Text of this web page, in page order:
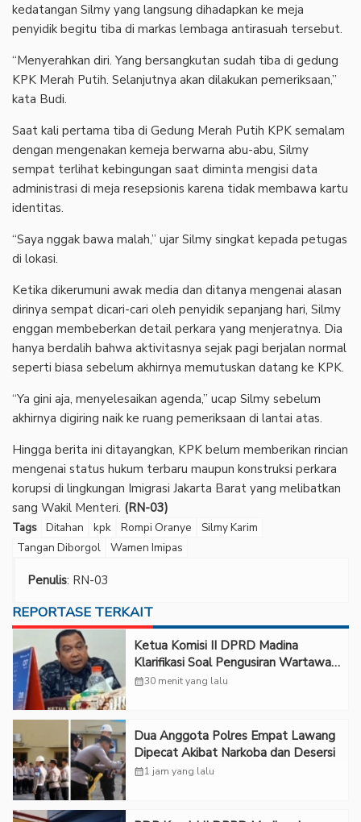
kedatangan Silmy yang langsung dihadapkan ke meja
penyidik begitu tiba di markas lembaga antirasuah tersebut.
“Menyerahkan diri. Yang bersangkutan sudah tiba di gedung
KPK Merah Putih. Selanjutnya akan dilakukan pemeriksaan,”
kata Budi.
Saat kali pertama tiba di Gedung Merah Putih KPK semalam
dengan mengenakan kemeja berwarna abu-abu, Silmy
sempat terlihat kebingungan saat diminta mengisi data
administrasi di meja resepsionis karena tidak membawa kartu
identitas.
“Saya nggak bawa malah,” ujar Silmy singkat kepada petugas
di lokasi.
Ketika dikerumuni awak media dan ditanya mengenai alasan
dirinya sempat dicari-cari oleh penyidik sepanjang hari, Silmy
enggan membeberkan detail perkara yang menjeratnya. Dia
hanya berdalih bahwa aktivitasnya sejak pagi berjalan normal
seperti biasa sebelum akhirnya memutuskan datang ke KPK.
“Ya gini aja, menyelesaikan agenda,” ucap Silmy sebelum
akhirnya digiring naik ke ruang pemeriksaan di lantai atas.
Hingga berita ini ditayangkan, KPK belum memberikan rincian
mengenai status hukum terbaru maupun konstruksi perkara
korupsi di lingkungan Imigrasi Jakarta Barat yang melibatkan
sang Wakil Menteri. (RN-03)
Tags Ditahan kpk Rompi Oranye
Silmy Karim
Tangan Diborgol
Wamen Imipas
Penulis: RN-03
REPORTASE TERKAIT
Ketua Komisi II DPRD Madina
Klarifikasi Soal Pengusiran Wartawan
dari Ruang RDP
calendar_month30 menit yang lalu
Dua Anggota Polres Empat Lawang
Dipecat Akibat Narkoba dan Desersi
calendar_month1 jam yang lalu